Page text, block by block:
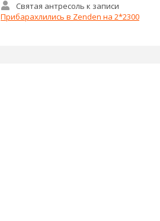
Святая антресоль к записи
Прибарахлились в Zenden на 2*2300